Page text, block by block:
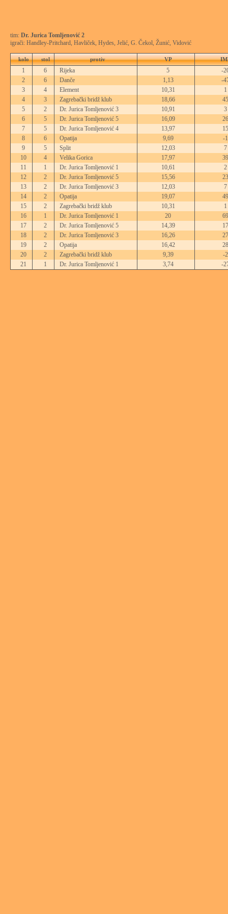
tim: Dr. Jurica Tomljenović 2
igrači: Handley-Pritchard, Havliček, Hydes, Jelić, G. Čekol, Žunić, Vidović
kolo stol protiv VP
1 6 Rijeka 5
-
2
6 Danče 1,13
-
3
4 Element 10,31
1
4
3 Zagrebački bridž klub 18,66
45
5
2 Dr. Jurica Tomljenović 3 10,91
3
6
5 Dr. Jurica Tomljenović 5 16,09
26
7
5 Dr. Jurica Tomljenović 4 13,97
15
8
6 Opatija 9,69
-1
9
5 Split 12,03
7
10
4 Velika Gorica 17,97
39
11
1 Dr. Jurica Tomljenović 1 10,61
2
12
2 Dr. Jurica Tomljenović 5 15,56
23
13
2 Dr. Jurica Tomljenović 3 12,03
7
14
2 Opatija 19,07
49
15
2 Zagrebački bridž klub 10,31
1
16
1 Dr. Jurica Tomljenović 1 20
69
17
2 Dr. Jurica Tomljenović 5 14,39
17
18
2 Dr. Jurica Tomljenović 3 16,26
27
19
2 Opatija 16,42
28
20
2 Zagrebački bridž klub 9,39
-2
21
1 Dr. Jurica Tomljenović 1 3,74 -